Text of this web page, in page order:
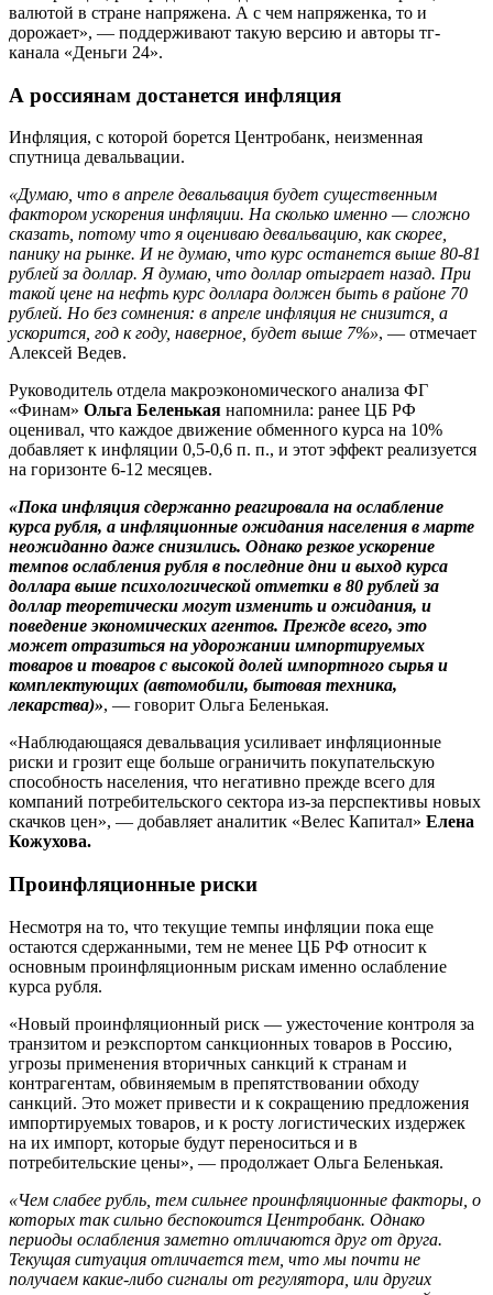
валютой в стране напряжена. А с чем напряженка, то и
дорожает», — поддерживают такую версию и авторы тг-
канала «Деньги 24».
А россиянам достанется инфляция
Инфляция, с которой борется Центробанк, неизменная
спутница девальвации.
«Думаю, что в апреле девальвация будет существенным
фактором ускорения инфляции. На сколько именно — сложно
сказать, потому что я оцениваю девальвацию, как скорее,
панику на рынке. И не думаю, что курс останется выше 80-81
рублей за доллар. Я думаю, что доллар отыграет назад. При
такой цене на нефть курс доллара должен быть в районе 70
рублей. Но без сомнения: в апреле инфляция не снизится, а
ускорится, год к году, наверное, будет выше 7%», — отмечает
Алексей Ведев.
Руководитель отдела макроэкономического анализа ФГ
«Финам» Ольга Беленькая напомнила: ранее ЦБ РФ
оценивал, что каждое движение обменного курса на 10%
добавляет к инфляции 0,5-0,6 п. п., и этот эффект реализуется
на горизонте 6-12 месяцев.
«Пока инфляция сдержанно реагировала на ослабление
курса рубля, а инфляционные ожидания населения в марте
неожиданно даже снизились. Однако резкое ускорение
темпов ослабления рубля в последние дни и выход курса
доллара выше психологической отметки в 80 рублей за
доллар теоретически могут изменить и ожидания, и
поведение экономических агентов. Прежде всего, это
может отразиться на удорожании импортируемых
товаров и товаров с высокой долей импортного сырья и
комплектующих (автомобили, бытовая техника,
лекарства)», — говорит Ольга Беленькая.
«Наблюдающаяся девальвация усиливает инфляционные
риски и грозит еще больше ограничить покупательскую
способность населения, что негативно прежде всего для
компаний потребительского сектора из-за перспективы новых
скачков цен», — добавляет аналитик «Велес Капитал» Елена
Кожухова.
Проинфляционные риски
Несмотря на то, что текущие темпы инфляции пока еще
остаются сдержанными, тем не менее ЦБ РФ относит к
основным проинфляционным рискам именно ослабление
курса рубля.
«Новый проинфляционный риск — ужесточение контроля за
транзитом и реэкспортом санкционных товаров в Россию,
угрозы применения вторичных санкций к странам и
контрагентам, обвиняемым в препятствовании обходу
санкций. Это может привести и к сокращению предложения
импортируемых товаров, и к росту логистических издержек
на их импорт, которые будут переноситься и в
потребительские цены», — продолжает Ольга Беленькая.
«Чем слабее рубль, тем сильнее проинфляционные факторы, о
которых так сильно беспокоится Центробанк. Однако
периоды ослабления заметно отличаются друг от друга.
Текущая ситуация отличается тем, что мы почти не
получаем какие-либо сигналы от регулятора, или других